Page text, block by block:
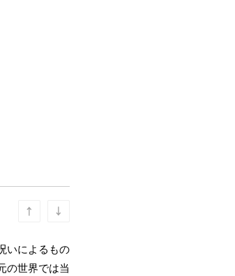
いによるもの
の世界では当